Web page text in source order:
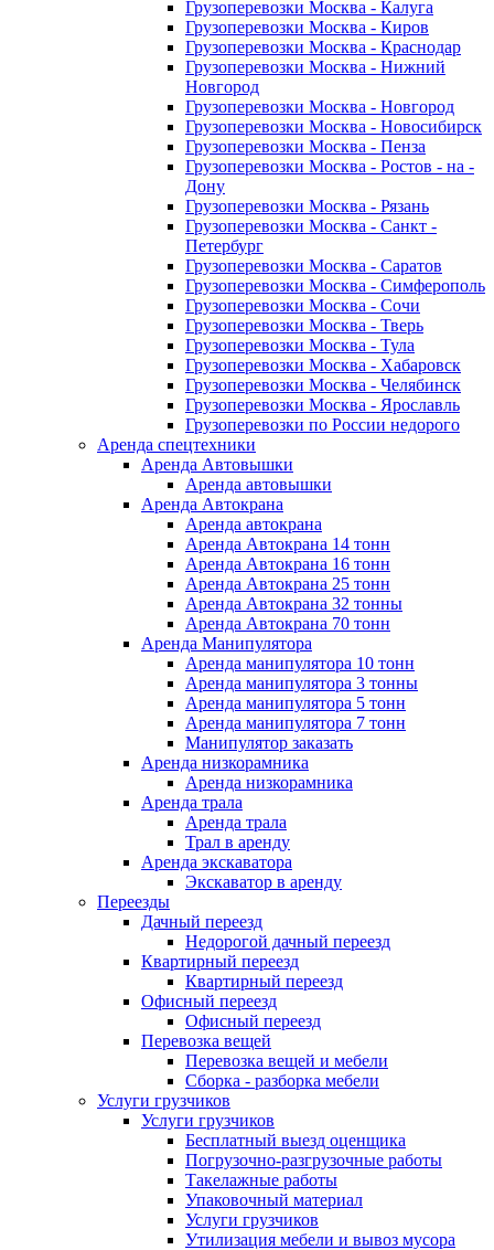
Грузоперевозки Москва - Калуга
Грузоперевозки Москва - Киров
Грузоперевозки Москва - Краснодар
Грузоперевозки Москва - Нижний
Новгород
Грузоперевозки Москва - Новгород
Грузоперевозки Москва - Новосибирск
Грузоперевозки Москва - Пенза
Грузоперевозки Москва - Ростов - на -
Дону
Грузоперевозки Москва - Рязань
Грузоперевозки Москва - Санкт -
Петербург
Грузоперевозки Москва - Саратов
Грузоперевозки Москва - Симферополь
Грузоперевозки Москва - Сочи
Грузоперевозки Москва - Тверь
Грузоперевозки Москва - Тула
Грузоперевозки Москва - Хабаровск
Грузоперевозки Москва - Челябинск
Грузоперевозки Москва - Ярославль
Грузоперевозки по России недорого
Аренда спецтехники
Аренда Автовышки
Аренда автовышки
Аренда Автокрана
Аренда автокрана
Аренда Автокрана 14 тонн
Аренда Автокрана 16 тонн
Аренда Автокрана 25 тонн
Аренда Автокрана 32 тонны
Аренда Автокрана 70 тонн
Аренда Манипулятора
Аренда манипулятора 10 тонн
Аренда манипулятора 3 тонны
Аренда манипулятора 5 тонн
Аренда манипулятора 7 тонн
Манипулятор заказать
Аренда низкорамника
Аренда низкорамника
Аренда трала
Аренда трала
Трал в аренду
Аренда экскаватора
Экскаватор в аренду
Переезды
Дачный переезд
Недорогой дачный переезд
Квартирный переезд
Квартирный переезд
Офисный переезд
Офисный переезд
Перевозка вещей
Перевозка вещей и мебели
Сборка - разборка мебели
Услуги грузчиков
Услуги грузчиков
Бесплатный выезд оценщика
Погрузочно-разгрузочные работы
Такелажные работы
Упаковочный материал
Услуги грузчиков
Утилизация мебели и вывоз мусора